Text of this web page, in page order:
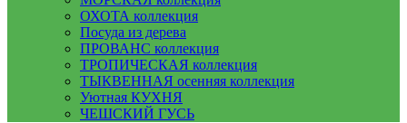
ОХОТА коллекция
Посуда из дерева
ПРОВАНС коллекция
ТРОПИЧЕСКАЯ коллекция
ТЫКВЕННАЯ осенняя коллекция
Уютная КУХНЯ
ЧЕШСКИЙ ГУСЬ